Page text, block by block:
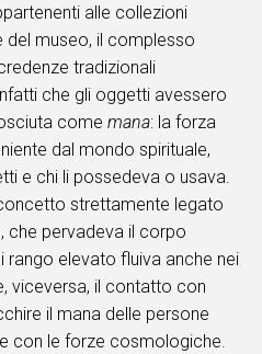
alle collezioni
del museo, il complesso
tradizionali
che gli oggetti avessero
come mana: la forza
dal mondo spirituale,
e chi li possedeva o usava.
strettamente legato
che pervadeva il corpo
rango elevato fluiva anche nei
viceversa, il contatto con
il mana delle persone
con le forze cosmologiche.